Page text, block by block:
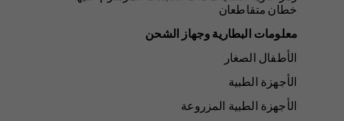
خطان متقاطعان
معلومات البطارية وجهاز الشحن
الأطفال الصغار
الأجهزة الطبية
الأجهزة الطبية المزروعة